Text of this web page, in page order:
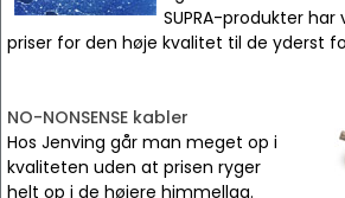
SUPRA-produkter
priser for den høje kvalitet til de yderst
NO-NONSENSE kabler
Hos Jenving går man meget op i
kvaliteten uden at prisen ryger
helt op i de højere himmellag.